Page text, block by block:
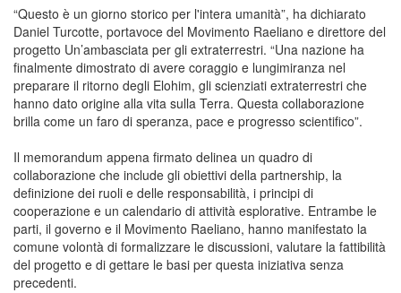
“Questo è un giorno storico per l'intera umanità”, ha dichiarato
Daniel Turcotte, portavoce del Movimento Raeliano e direttore del
progetto Un’ambasciata per gli extraterrestri. “Una nazione ha
finalmente dimostrato di avere coraggio e lungimiranza nel
preparare il ritorno degli Elohim, gli scienziati extraterrestri che
hanno dato origine alla vita sulla Terra. Questa collaborazione
brilla come un faro di speranza, pace e progresso scientifico”.
Il memorandum appena firmato delinea un quadro di
collaborazione che include gli obiettivi della partnership, la
definizione dei ruoli e delle responsabilità, i principi di
cooperazione e un calendario di attività esplorative. Entrambe le
parti, il governo e il Movimento Raeliano, hanno manifestato la
comune volontà di formalizzare le discussioni, valutare la fattibilità
del progetto e di gettare le basi per questa iniziativa senza
precedenti.